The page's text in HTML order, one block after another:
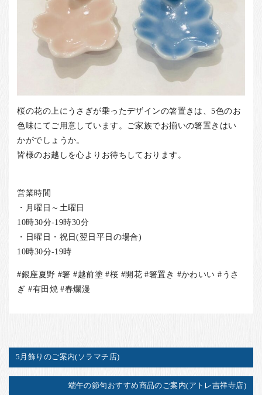
桜の花の上にうさぎが乗ったデザインの箸置きは、5色のお
色味にてご用意しています。ご家族でお揃いの箸置きはい
かがでしょうか。
皆様のお越しを心よりお待ちしております。
営業時間
・月曜日～土曜日
10時30分-19時30分
・日曜日・祝日(翌日平日の場合)
10時30分-19時
#銀座夏野 #箸 #越前塗 #桜 #開花 #箸置き #かわいい #うさ
ぎ #有田焼 #春爛漫
5月飾りのご案内(ソラマチ店)
端午の節句おすすめ商品のご案内(アトレ吉祥寺店)